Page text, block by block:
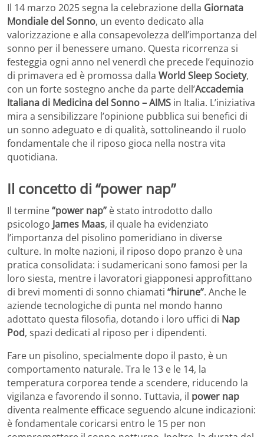
Il 14 marzo 2025 segna la celebrazione della Giornata
Mondiale del Sonno, un evento dedicato alla
valorizzazione e alla consapevolezza dell’importanza del
sonno per il benessere umano. Questa ricorrenza si
festeggia ogni anno nel venerdì che precede l’equinozio
di primavera ed è promossa dalla World Sleep Society,
con un forte sostegno anche da parte dell’Accademia
Italiana di Medicina del Sonno – AIMS in Italia. L’iniziativa
mira a sensibilizzare l’opinione pubblica sui benefici di
un sonno adeguato e di qualità, sottolineando il ruolo
fondamentale che il riposo gioca nella nostra vita
quotidiana.
Il concetto di “power nap”
Il termine“power nap” è stato introdotto dallo
psicologo James Maas, il quale ha evidenziato
l’importanza del pisolino pomeridiano in diverse
culture. In molte nazioni, il riposo dopo pranzo è una
pratica consolidata: i sudamericani sono famosi per la
loro siesta, mentre i lavoratori giapponesi approfittano
di brevi momenti di sonno chiamati “hirune”. Anche le
aziende tecnologiche di punta nel mondo hanno
adottato questa filosofia, dotando i loro uffici di Nap
Pod, spazi dedicati al riposo per i dipendenti.
Fare un pisolino, specialmente dopo il pasto, è un
comportamento naturale. Tra le 13 e le 14, la
temperatura corporea tende a scendere, riducendo la
vigilanza e favorendo il sonno. Tuttavia, il power nap
diventa realmente efficace seguendo alcune indicazioni:
è fondamentale coricarsi entro le 15 per non